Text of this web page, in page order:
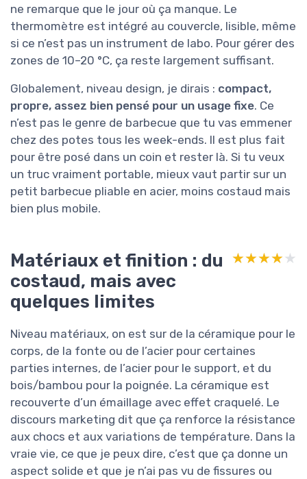
ne remarque que le jour où ça manque. Le
thermomètre est intégré au couvercle, lisible, même
si ce n’est pas un instrument de labo. Pour gérer des
zones de 10–20 °C, ça reste largement suffisant.
Globalement, niveau design, je dirais : compact,
propre, assez bien pensé pour un usage fixe. Ce
n’est pas le genre de barbecue que tu vas emmener
chez des potes tous les week-ends. Il est plus fait
pour être posé dans un coin et rester là. Si tu veux
un truc vraiment portable, mieux vaut partir sur un
petit barbecue pliable en acier, moins costaud mais
bien plus mobile.
Matériaux et finition : du
costaud, mais avec
quelques limites
★★★★★
★★★★★
Niveau matériaux, on est sur de la céramique pour le
corps, de la fonte ou de l’acier pour certaines
parties internes, de l’acier pour le support, et du
bois/bambou pour la poignée. La céramique est
recouverte d’un émaillage avec effet craquelé. Le
discours marketing dit que ça renforce la résistance
aux chocs et aux variations de température. Dans la
vraie vie, ce que je peux dire, c’est que ça donne un
aspect solide et que je n’ai pas vu de fissures ou